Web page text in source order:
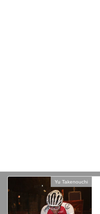
Yu Takenouchi